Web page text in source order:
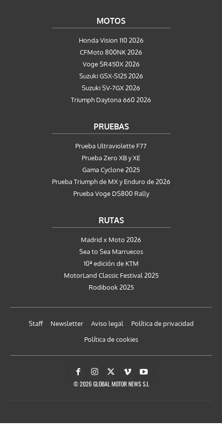
MOTOS
Honda Vision 110 2026
CFMoto 800NK 2026
Voge SR450X 2026
Suzuki GSX-S125 2026
Suzuki SV-7GX 2026
Triumph Daytona 660 2026
PRUEBAS
Prueba Ultraviolette F77
Prueba Zero XB y XE
Gama Cyclone 2025
Prueba Triumph de MX y Enduro de 2026
Prueba Voge DS800 Rally
RUTAS
Madrid x Moto 2026
Sea to Sea Marruecos
10ª edición de KTM
MotorLand Classic Festival 2025
Rodibook 2025
Staff Newsletter Aviso legal
Política de privacidad
Política de cookies
© 2026 GLOBAL MOTOR NEWS S.L